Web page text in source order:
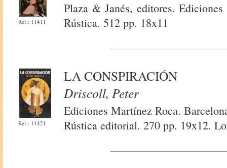
Ref.: 11411
Plaza & Janés, editores.
Rústica. 512 pp. 18x11
Ref.: 11421
LA CONSPIRACIÓN
Driscoll, Peter
Ediciones Martínez Roca.
Rústica editorial. 270 pp. 19x12.